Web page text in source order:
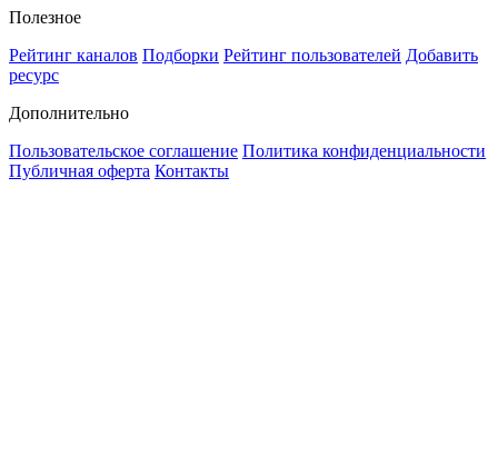
Полезное
Рейтинг каналов Подборки Рейтинг пользователей Добавить
ресурс
Дополнительно
Пользовательское соглашение Политика конфиденциальности
Публичная оферта Контакты